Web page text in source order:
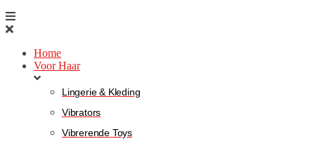
Home
Voor Haar
Lingerie & Kleding
Vibrators
Vibrerende Toys